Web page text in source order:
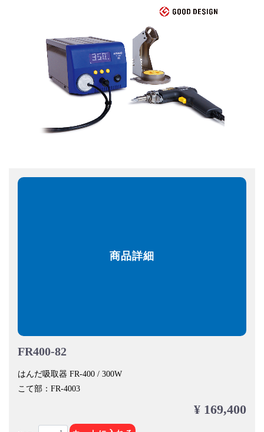
商品詳細
FR400-82
はんだ吸取器 FR-400 / 300W
こて部：FR-4003
¥ 169,400